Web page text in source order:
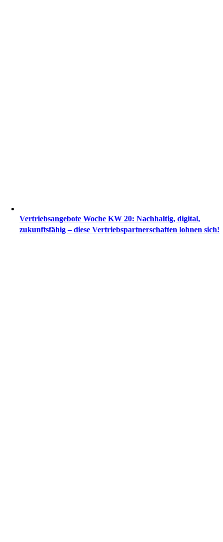
Vertriebsangebote Woche KW 20: Nachhaltig, digital,
zukunftsfähig – diese Vertriebspartnerschaften lohnen sich!